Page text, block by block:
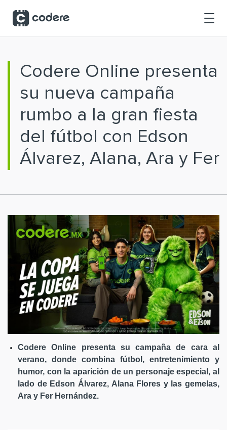
Codere Online presenta
su nueva campaña
rumbo a la gran fiesta
del fútbol con Edson
Álvarez, Alana, Ara y Fer
Codere Online presenta su campaña de cara al
verano, donde combina fútbol, entretenimiento y
humor, con la aparición de un personaje especial, al
lado de Edson Álvarez, Alana Flores y las gemelas,
Ara y Fer Hernández.